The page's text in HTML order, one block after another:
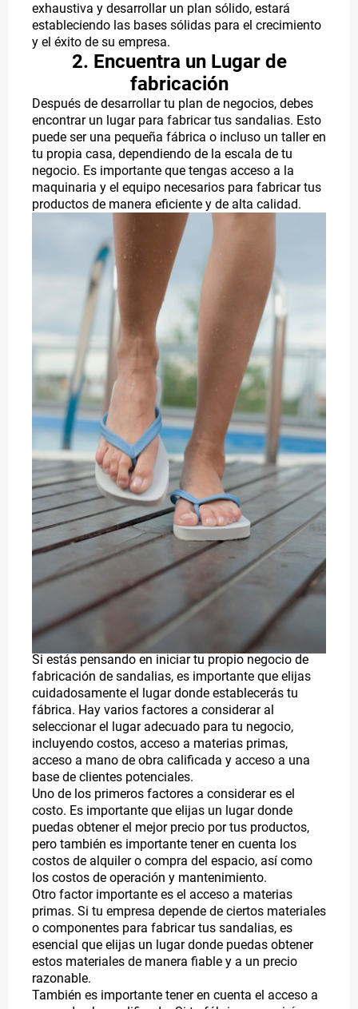
exhaustiva y desarrollar un plan sólido, estará
estableciendo las bases sólidas para el crecimiento
y el éxito de su empresa.
2. Encuentra un Lugar de
fabricación
Después de desarrollar tu plan de negocios, debes
encontrar un lugar para fabricar tus sandalias. Esto
puede ser una pequeña fábrica o incluso un taller en
tu propia casa, dependiendo de la escala de tu
negocio. Es importante que tengas acceso a la
maquinaria y el equipo necesarios para fabricar tus
productos de manera eficiente y de alta calidad.
Si estás pensando en iniciar tu propio negocio de
fabricación de sandalias, es importante que elijas
cuidadosamente el lugar donde establecerás tu
fábrica. Hay varios factores a considerar al
seleccionar el lugar adecuado para tu negocio,
incluyendo costos, acceso a materias primas,
acceso a mano de obra calificada y acceso a una
base de clientes potenciales.
Uno de los primeros factores a considerar es el
costo. Es importante que elijas un lugar donde
puedas obtener el mejor precio por tus productos,
pero también es importante tener en cuenta los
costos de alquiler o compra del espacio, así como
los costos de operación y mantenimiento.
Otro factor importante es el acceso a materias
primas. Si tu empresa depende de ciertos materiales
o componentes para fabricar tus sandalias, es
esencial que elijas un lugar donde puedas obtener
estos materiales de manera fiable y a un precio
razonable.
También es importante tener en cuenta el acceso a